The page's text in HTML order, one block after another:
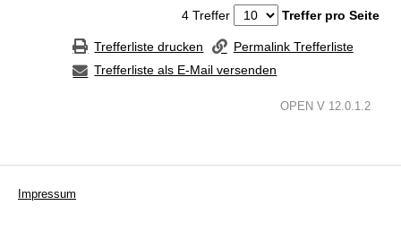
4 Treffer
Treffer pro Seite
Trefferliste drucken
Permalink Trefferliste
Trefferliste als E-Mail versenden
OPEN V 12.0.1.2
Impressum